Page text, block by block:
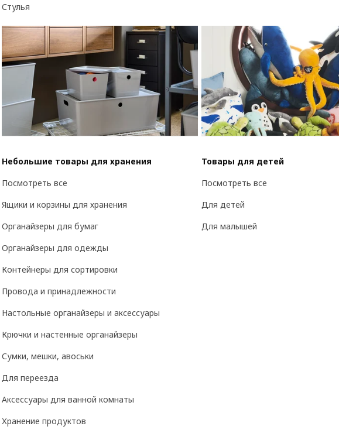
Стулья
Небольшие товары для хранения
Посмотреть все
Ящики и корзины для хранения
Органайзеры для бумаг
Органайзеры для одежды
Контейнеры для сортировки
Провода и принадлежности
Настольные органайзеры и аксессуары
Крючки и настенные органайзеры
Сумки, мешки, авоськи
Для переезда
Аксессуары для ванной комнаты
Хранение продуктов
Товары для детей
Посмотреть все
Для детей
Для малышей